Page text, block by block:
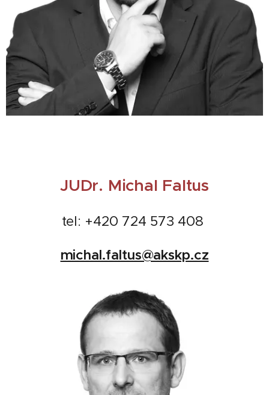
JUDr. Michal Faltus
tel: +420 724 573 408
michal.faltus@akskp.cz